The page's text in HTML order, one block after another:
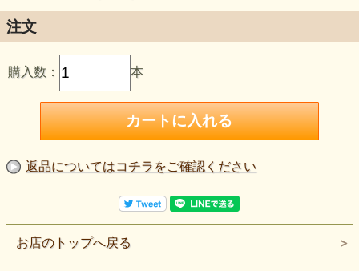
注文
購入数： 本
返品についてはコチラをご確認ください
お店のトップへ戻る